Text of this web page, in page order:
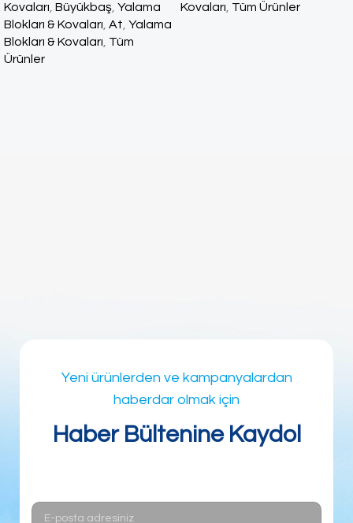
Kovaları Büyükbaş Yalama
Blokları & Kovaları At Yalama
Blokları & Kovaları Tüm
Ürünler
Kovaları Tüm Ürünler
Yeni ürünlerden ve kampanyalardan
haberdar olmak için
Haber Bültenine Kaydol